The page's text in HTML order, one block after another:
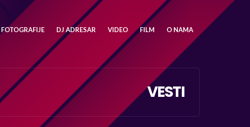
FOTOGRAFIJE DJ ADRESAR VIDEO FILM O NAMA
VESTI